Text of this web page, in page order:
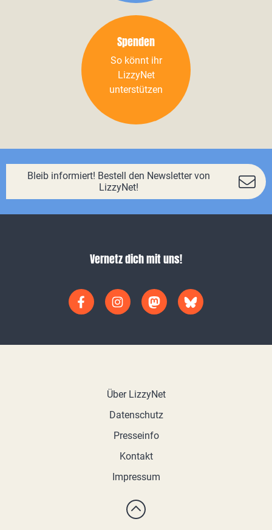
Spenden
So könnt ihr
LizzyNet
unterstützen
Bleib informiert! Bestell den Newsletter von
LizzyNet!
Vernetz dich mit uns!
Über LizzyNet
Datenschutz
Presseinfo
Kontakt
Impressum